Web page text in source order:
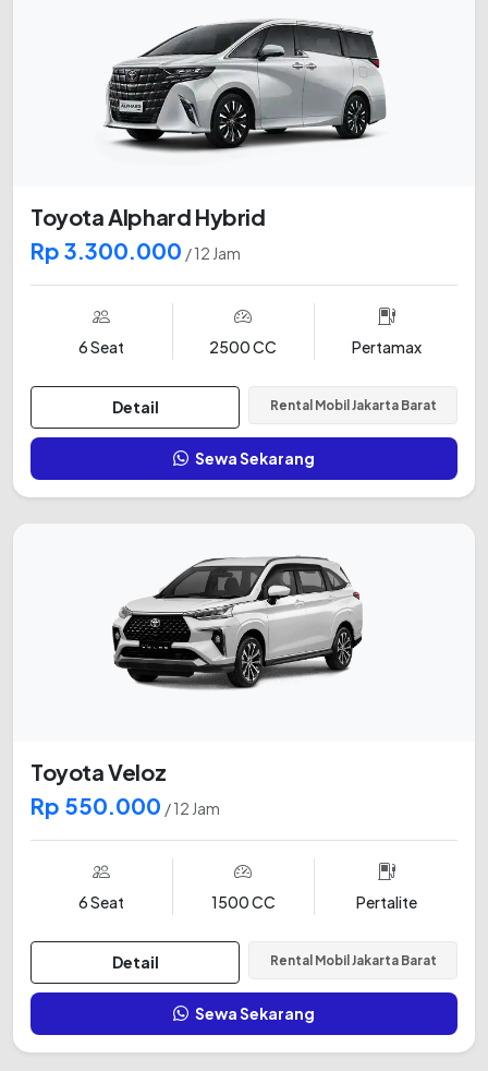
Toyota Alphard Hybrid
Rp 3.300.000 / 12 Jam
6 Seat 2500 CC Pertamax
Detail Rental Mobil Jakarta Barat
Sewa Sekarang
Toyota Veloz
Rp 550.000 / 12 Jam
6 Seat 1500 CC Pertalite
Detail Rental Mobil Jakarta Barat
Sewa Sekarang